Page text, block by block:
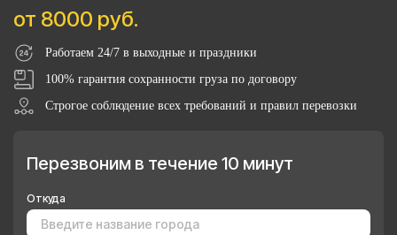
от 8000 руб.
Работаем 24/7 в выходные и праздники
100% гарантия сохранности груза по договору
Строгое соблюдение всех требований и правил перевозки
Перезвоним в течение 10 минут
Откуда